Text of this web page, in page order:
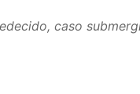
caso